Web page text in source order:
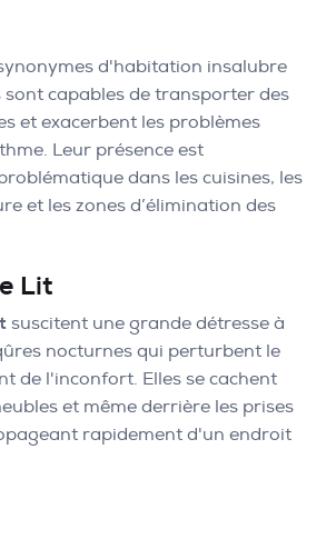
d'habitation insalubre
sont capables de transporter des
et exacerbent les problèmes
Leur présence est
dans les cuisines, les
et les zones d’élimination des
Lit
suscitent une grande détresse à
nocturnes qui perturbent le
de l'inconfort. Elles se cachent
et même derrière les prises
rapidement d'un endroit